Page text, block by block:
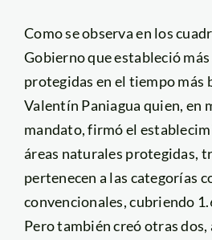
Como se observa en los
Gobierno que estableció
protegidas en el tiempo más
Valentín Paniagua quien, en
mandato, firmó el
áreas naturales protegidas,
pertenecen a las categorías
convencionales, cubriendo
Pero también creó otras